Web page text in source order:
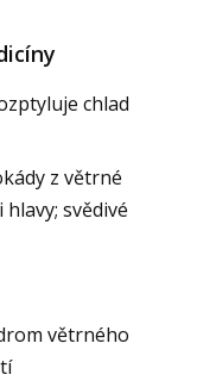
chlad
z větrné
svědivé
větrného